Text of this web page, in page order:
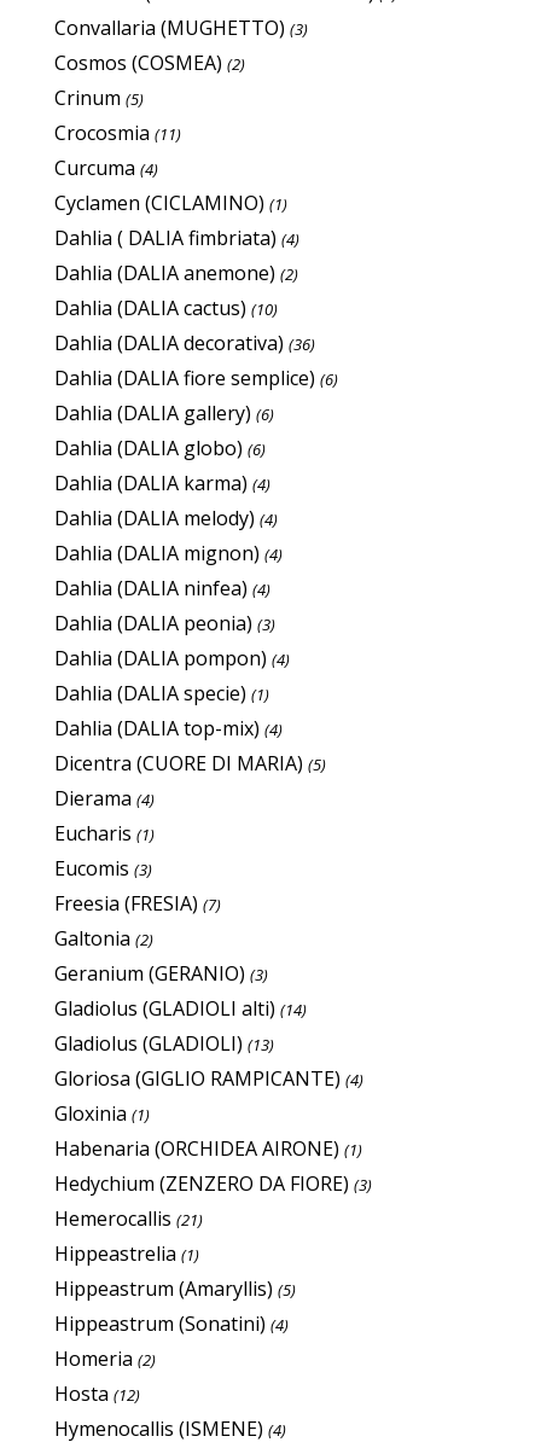
Convallaria (MUGHETTO) (3)
Cosmos (COSMEA) (2)
Crinum (5)
Crocosmia (11)
Curcuma (4)
Cyclamen (CICLAMINO) (1)
Dahlia ( DALIA fimbriata) (4)
Dahlia (DALIA anemone) (2)
Dahlia (DALIA cactus) (10)
Dahlia (DALIA decorativa) (36)
Dahlia (DALIA fiore semplice) (6)
Dahlia (DALIA gallery) (6)
Dahlia (DALIA globo) (6)
Dahlia (DALIA karma) (4)
Dahlia (DALIA melody) (4)
Dahlia (DALIA mignon) (4)
Dahlia (DALIA ninfea) (4)
Dahlia (DALIA peonia) (3)
Dahlia (DALIA pompon) (4)
Dahlia (DALIA specie) (1)
Dahlia (DALIA top-mix) (4)
Dicentra (CUORE DI MARIA) (5)
Dierama (4)
Eucharis (1)
Eucomis (3)
Freesia (FRESIA) (7)
Galtonia (2)
Geranium (GERANIO) (3)
Gladiolus (GLADIOLI alti) (14)
Gladiolus (GLADIOLI) (13)
Gloriosa (GIGLIO RAMPICANTE) (4)
Gloxinia (1)
Habenaria (ORCHIDEA AIRONE) (1)
Hedychium (ZENZERO DA FIORE) (3)
Hemerocallis (21)
Hippeastrelia (1)
Hippeastrum (Amaryllis) (5)
Hippeastrum (Sonatini) (4)
Homeria (2)
Hosta (12)
Hymenocallis (ISMENE) (4)